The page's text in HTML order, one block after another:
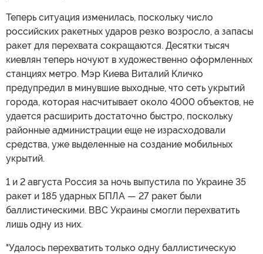
Теперь ситуация изменилась, поскольку число
российских ракетных ударов резко возросло, а запасы
ракет для перехвата сокращаются. Десятки тысяч
киевлян теперь ночуют в художественно оформленных
станциях метро. Мэр Киева Виталий Кличко
предупредил в минувшие выходные, что сеть укрытий
города, которая насчитывает около 4000 объектов, не
удается расширить достаточно быстро, поскольку
районные администрации еще не израсходовали
средства, уже выделенные на создание мобильных
укрытий.
1 и 2 августа Россия за ночь выпустила по Украине 35
ракет и 185 ударных БПЛА — 27 ракет были
баллистическими. ВВС Украины смогли перехватить
лишь одну из них.
"Удалось перехватить только одну баллистическую